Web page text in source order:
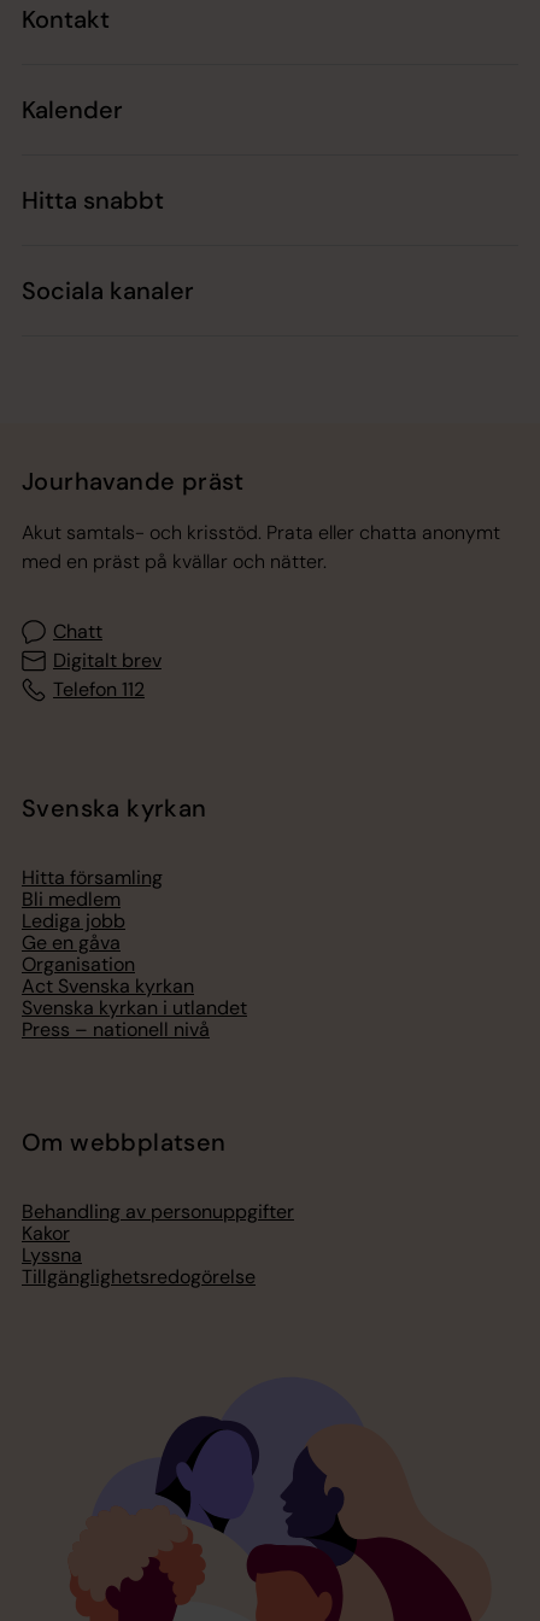
Kontakt
Kalender
Hitta snabbt
Sociala kanaler
Jourhavande präst
Akut samtals- och krisstöd. Prata eller chatta anonymt
med en präst på kvällar och nätter.
Chatt
Digitalt brev
Telefon 112
Svenska kyrkan
Hitta församling
Bli medlem
Lediga jobb
Ge en gåva
Organisation
Act Svenska kyrkan
Svenska kyrkan i utlandet
Press – nationell nivå
Om webbplatsen
Behandling av personuppgifter
Kakor
Lyssna
Tillgänglighetsredogörelse